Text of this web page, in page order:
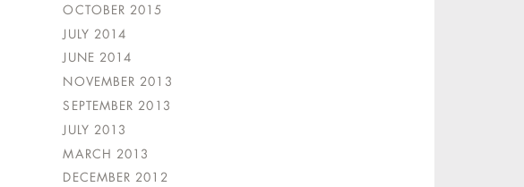
OCTOBER 2015
JULY 2014
JUNE 2014
NOVEMBER 2013
SEPTEMBER 2013
JULY 2013
MARCH 2013
DECEMBER 2012